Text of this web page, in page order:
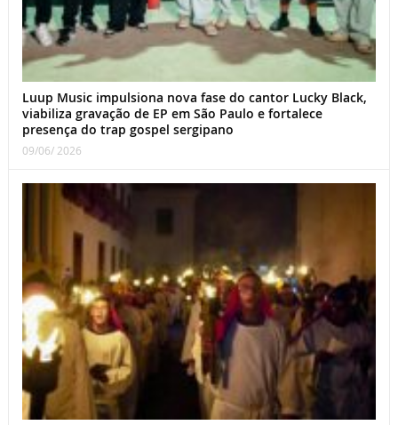
Luup Music impulsiona nova fase do cantor Lucky Black,
viabiliza gravação de EP em São Paulo e fortalece
presença do trap gospel sergipano
09/06/ 2026